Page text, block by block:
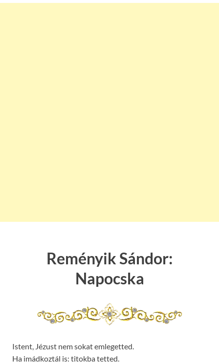
Reményik Sándor:
Napocska
Istent, Jézust nem sokat emlegetted.
Ha imádkoztál is: titokba tetted.